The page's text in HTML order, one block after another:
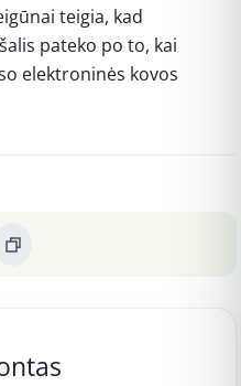
teigia, kad
pateko po to, kai
elektroninės kovos